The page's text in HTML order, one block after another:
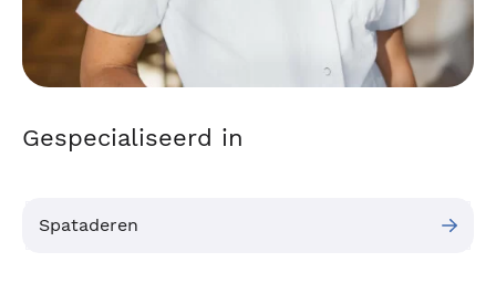
Gespecialiseerd in
Spataderen